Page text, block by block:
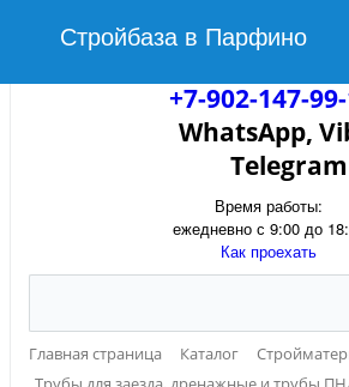
Стройбаза в Парфино
+7-902-147-
WhatsApp,
Telegram
Время работы:
ежедневно с 9:00 до
Как проехать
Главная страница Каталог